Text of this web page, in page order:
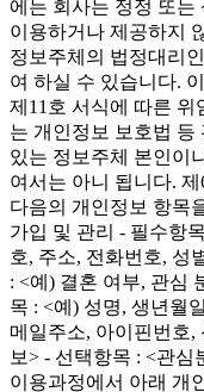
에는 회사는 정정 또는
이용하거나 제공하지
정보주체의 법정대리
여 하실 수 있습니다.
제11호 서식에 따른
는 개인정보 보호법 등
있는 정보주체 본인이
여서는 아니 됩니다.
다음의 개인정보 항목
가입 및 관리 - 필수항
호, 주소, 전화번호, 성
: <예) 결혼 여부, 관심
목 : <예) 성명, 생년월
메일주소, 아이핀번호,
보> - 선택항목 : <관
이용과정에서 아래 개